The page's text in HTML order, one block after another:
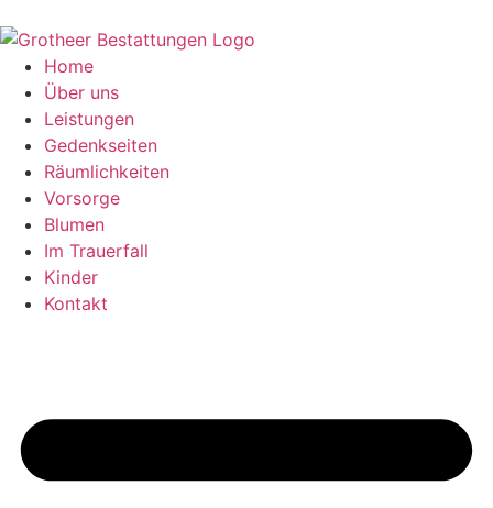
Inhalt
springenHome
Über uns
Leistungen
Gedenkseiten
Räumlichkeiten
Vorsorge
Blumen
Im Trauerfall
Kinder
Kontakt